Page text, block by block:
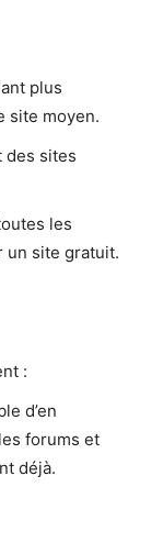
plus
site moyen.
des sites
les
un site gratuit.
:
d’en
forums et
déjà.